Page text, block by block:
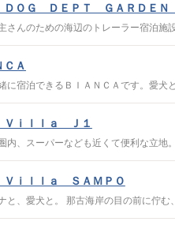
ＯＧ ＤＥＰＴ ＧＡＲＤＥＮ
さんのための海辺のトレーラー宿泊
ＣＡ
に宿泊できるＢＩＡＮＣＡです。愛犬
ｉｌｌａ Ｊ１
内、スーパーなども近くて便利な立地
ｉｌｌａ ＳＡＭＰＯ
と、愛犬と。 那古海岸の目の前に佇む